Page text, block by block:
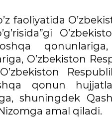
faoliyatida
O’zbekiston
qonun
shuningdek
amal qiladi.